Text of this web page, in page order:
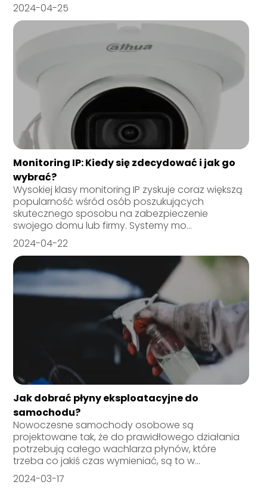
2024-04-25
Monitoring IP: Kiedy się zdecydować i jak go
wybrać?
Wysokiej klasy monitoring IP zyskuje coraz większą
popularność wśród osób poszukujących
skutecznego sposobu na zabezpieczenie
swojego domu lub firmy. Systemy mo...
2024-04-22
Jak dobrać płyny eksploatacyjne do
samochodu?
Nowoczesne samochody osobowe są
projektowane tak, że do prawidłowego działania
potrzebują całego wachlarza płynów, które
trzeba co jakiś czas wymieniać, są to w...
2024-03-17